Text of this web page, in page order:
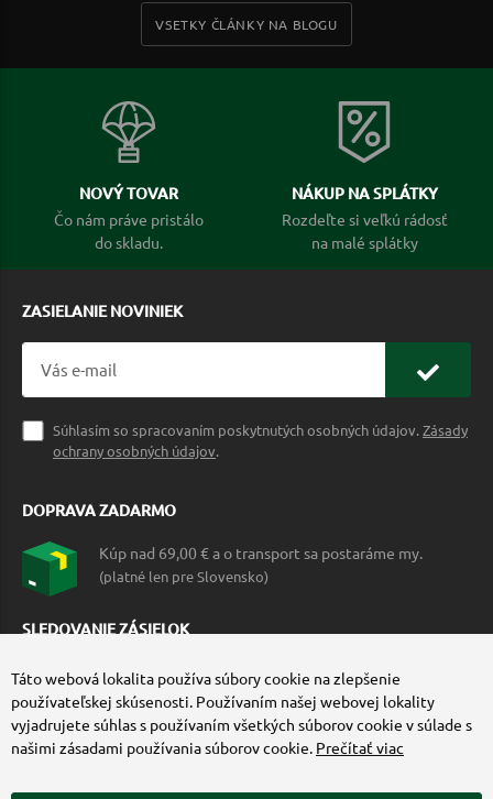
VSETKY ČLÁNKY NA BLOGU
NOVÝ TOVAR
Čo nám práve pristálo
do skladu.
NÁKUP NA SPLÁTKY
Rozdeľte si veľkú rádosť
na malé splátky
ZASIELANIE NOVINIEK
Súhlasím so spracovaním poskytnutých osobných údajov.Zásady
ochrany osobných údajov.
DOPRAVA ZADARMO
Kúp nad 69,00 € a o transport sa postaráme my.
(platné len pre Slovensko)
SLEDOVANIE ZÁSIELOK
Táto webová lokalita používa súbory cookie na zlepšenie
používateľskej skúsenosti. Používaním našej webovej lokality
vyjadrujete súhlas s používaním všetkých súborov cookie v súlade s
našimi zásadami používania súborov cookie. Prečítať viac